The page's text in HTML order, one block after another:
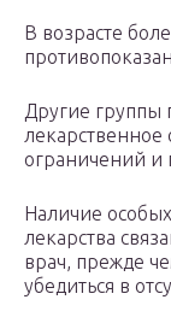
В возрасте
Другие группы
лекарственное
ограничений и
Наличие
лекарства
врач, прежде
убедиться в